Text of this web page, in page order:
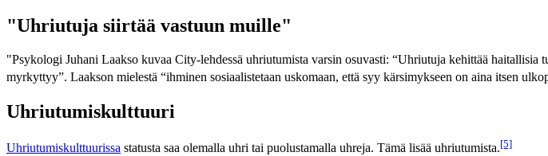
"Uhriutuja siirtää vastuun muille"
"Psykologi Juhani Laakso kuvaa City-lehdessä uhriutumista varsin osuvasti: “Uhriutuja kehittää haitallisia
myrkyttyy”. Laakson mielestä “ihminen sosiaalistetaan uskomaan, että syy kärsimykseen on aina itsen
Uhriutumiskulttuuri
Uhriutumiskulttuurissa statusta saa olemalla uhri tai puolustamalla uhreja. Tämä lisää uhriutumista.[5]